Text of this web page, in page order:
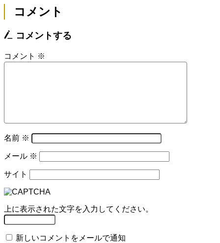
コメント
コメントする
コメント ※
名前 ※
メール ※
サイト
上に表示された文字を入力してください。
新しいコメントをメールで通知